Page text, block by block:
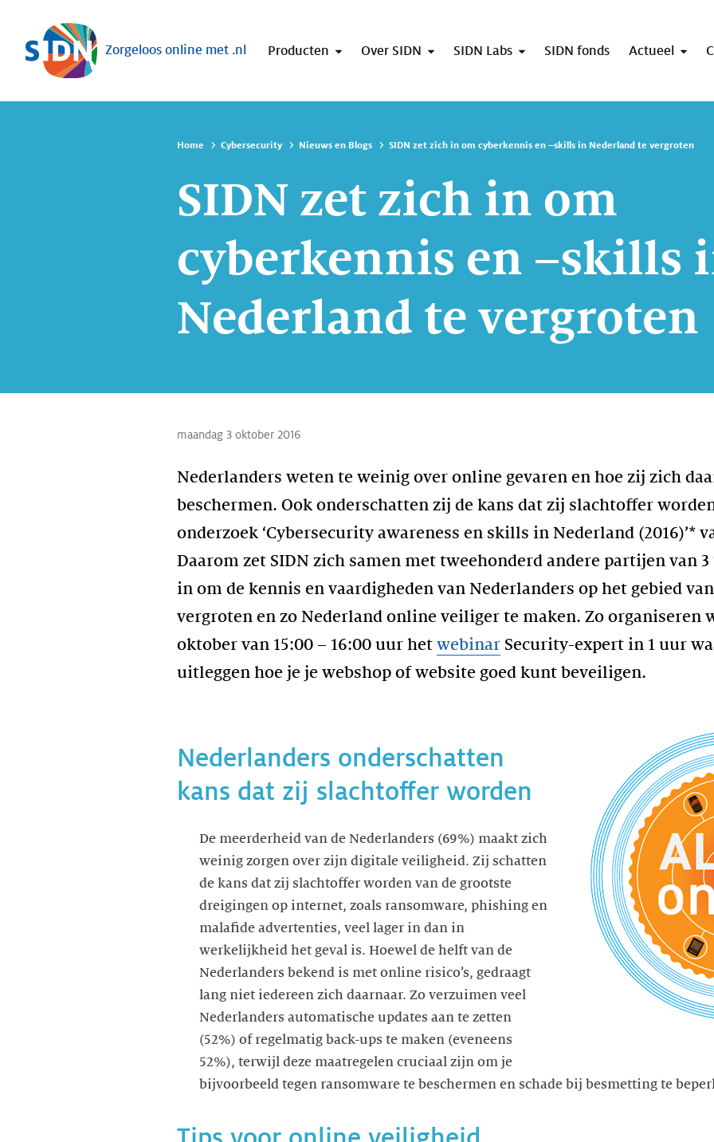
Sla navigatie over
Zorgeloos online met .nl Producten Over SIDN SIDN Labs SIDN fonds Actueel
Home Cybersecurity Nieuws en Blogs SIDN zet zich in om cyberkennis en –skills in Nederland te vergroten
SIDN zet zich in om
cyberkennis en –skills
Nederland te vergroten
maandag 3 oktober 2016
Nederlanders weten te weinig over online gevaren en hoe zij zich
beschermen. Ook onderschatten zij de kans dat zij slachtoffer
onderzoek ‘Cybersecurity awareness en skills in Nederland (2016)’*
Daarom zet SIDN zich samen met tweehonderd andere partijen van
in om de kennis en vaardigheden van Nederlanders op het gebied
vergroten en zo Nederland online veiliger te maken. Zo organiseren
oktober van 15:00 – 16:00 uur het webinar Security-expert in 1 uur
uitleggen hoe je je webshop of website goed kunt beveiligen.
Nederlanders onderschatten
kans dat zij slachtoffer worden
De meerderheid van de Nederlanders (69%) maakt zich
weinig zorgen over zijn digitale veiligheid. Zij schatten
de kans dat zij slachtoffer worden van de grootste
dreigingen op internet, zoals ransomware, phishing en
malafide advertenties, veel lager in dan in
werkelijkheid het geval is. Hoewel de helft van de
Nederlanders bekend is met online risico’s, gedraagt
lang niet iedereen zich daarnaar. Zo verzuimen veel
Nederlanders automatische updates aan te zetten
(52%) of regelmatig back-ups te maken (eveneens
52%), terwijl deze maatregelen cruciaal zijn om je
bijvoorbeeld tegen ransomware te beschermen en schade bij besmetting te